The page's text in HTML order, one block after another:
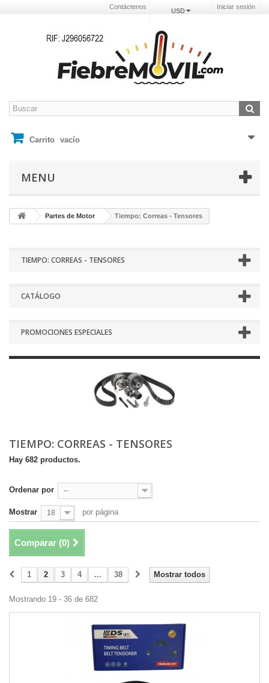
Iniciar sesión
USD
Contáctenos
Carrito vacío
MENU
Partes de Motor Tiempo: Correas - Tensores
TIEMPO: CORREAS - TENSORES
CATÁLOGO
PROMOCIONES ESPECIALES
TIEMPO: CORREAS - TENSORES
Hay 682 productos.
Ordenar por --
Mostrar 18 por página
Comparar (0)
Mostrar todos
1 2 3 4 ... 38
Mostrando 19 - 36 de 682